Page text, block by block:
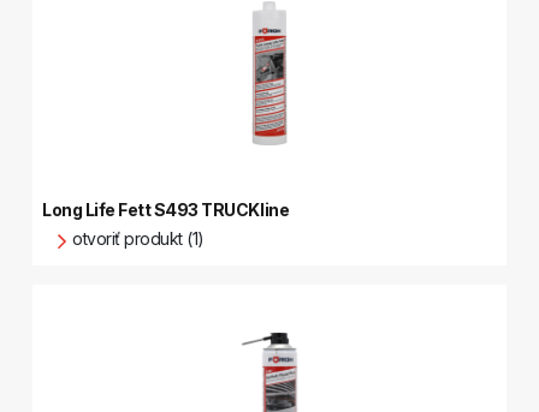
Long Life Fett S493 TRUCKline
otvoriť produkt (1)